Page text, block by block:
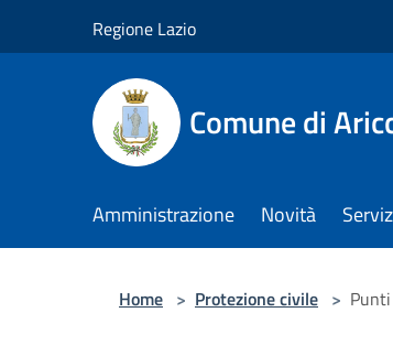
Regione Lazio
Comune di
Amministrazione Novità
Home > Protezione civile >